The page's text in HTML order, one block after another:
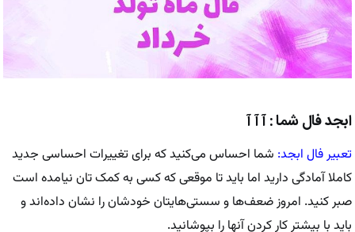
ابجد فال شما : آ آ آ
تعبیر فال ابجد: شما احساس می‌کنید که برای تغییرات احساسی جدید
کاملا آمادگی دارید اما باید تا موقعی که کسی به کمک تان نیامده است
صبر کنید. امروز ضعف‌ها و سستی‌هایتان خودشان را نشان داده‌اند و
باید با بیشتر کار کردن آنها را بپوشانید.